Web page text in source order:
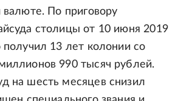
валюте. По приговору
столицы от 10 июня 2019
получил 13 лет колонии со
990 тысяч рублей.
на шесть месяцев снизил